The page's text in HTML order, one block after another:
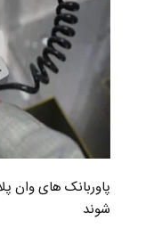
پاوربانک های وان
شوند